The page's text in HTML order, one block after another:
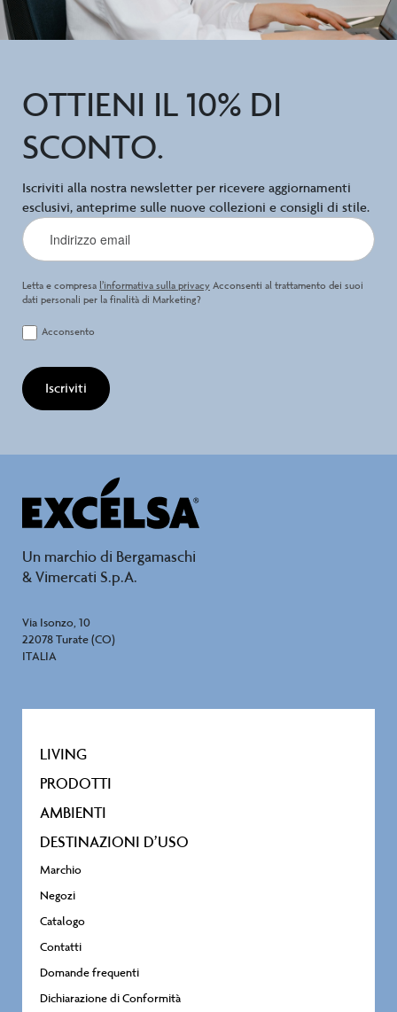
OTTIENI IL 10% DI
SCONTO.
Iscriviti alla nostra newsletter per ricevere aggiornamenti
esclusivi, anteprime sulle nuove collezioni e consigli di stile.
Letta e compresa l’informativa sulla privacy Acconsenti al trattamento dei suoi
dati personali per la finalità di Marketing?
Acconsento
Iscriviti
Un marchio di Bergamaschi
& Vimercati S.p.A.
Via Isonzo, 10
22078 Turate (CO)
ITALIA
LIVING
PRODOTTI
AMBIENTI
DESTINAZIONI D’USO
Marchio
Negozi
Catalogo
Contatti
Domande frequenti
Dichiarazione di Conformità